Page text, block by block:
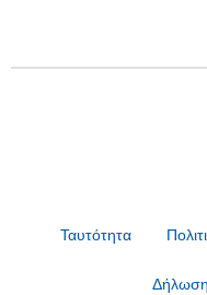
Ταυτότητα